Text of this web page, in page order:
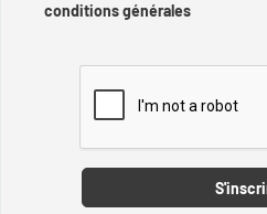
conditions générales